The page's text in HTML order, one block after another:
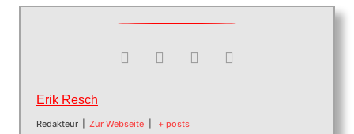
Erik Resch
Redakteur Zur Webseite + posts